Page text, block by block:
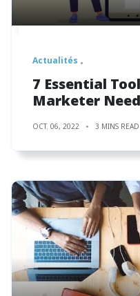
Actualités
7 Essential
Marketer
OCT. 06, 2022 3 MINS READ